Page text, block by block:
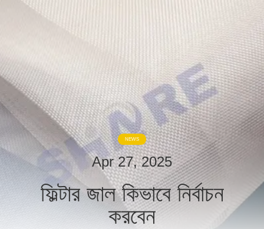
আমাদের
সম্বন্ধে
কারখানা
পরিদর্শন
গুণমান
নিয়ন্ত্রণ
NEWS
Apr 27, 2025
ফিল্টার জাল কিভাবে নির্বাচন
করবেন